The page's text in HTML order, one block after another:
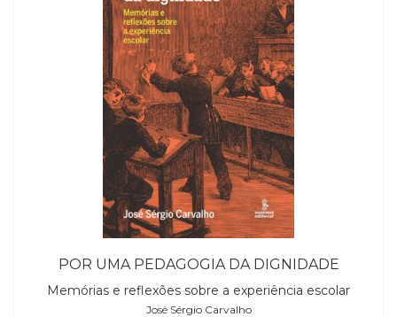
POR UMA PEDAGOGIA DA DIGNIDADE
Memórias e reflexões sobre a experiência escolar
José Sérgio Carvalho